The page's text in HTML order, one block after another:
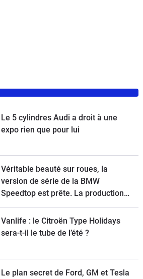
Le 5 cylindres Audi a droit à une
expo rien que pour lui
Véritable beauté sur roues, la
version de série de la BMW
Speedtop est prête. La production
de ce break de chasse sera limitée à
70 exemplaires.
Vanlife : le Citroën Type Holidays
sera-t-il le tube de l’été ?
Le plan secret de Ford, GM et Tesla